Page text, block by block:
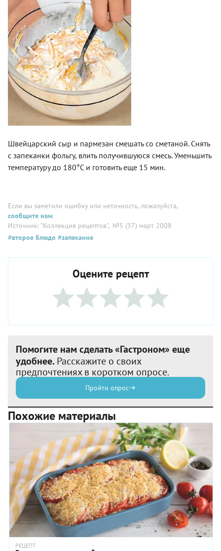
Швейцарский сыр и пармезан смешать со сметаной. Снять
с запеканки фольгу, влить получившуюся смесь. Уменьшить
температуру до 180°С и готовить еще 15 мин.
Если вы заметили ошибку или неточность, пожалуйста,
сообщите нам.
Источник: "Коллекция рецептов", №5 (37) март 2008
#второе блюдо #запекание
Оцените рецепт
Помогите нам сделать «Гастроном» еще
удобнее. Расскажите о своих
предпочтениях в коротком опросе.
Пройти опрос
Похожие материалы
РЕЦЕПТ